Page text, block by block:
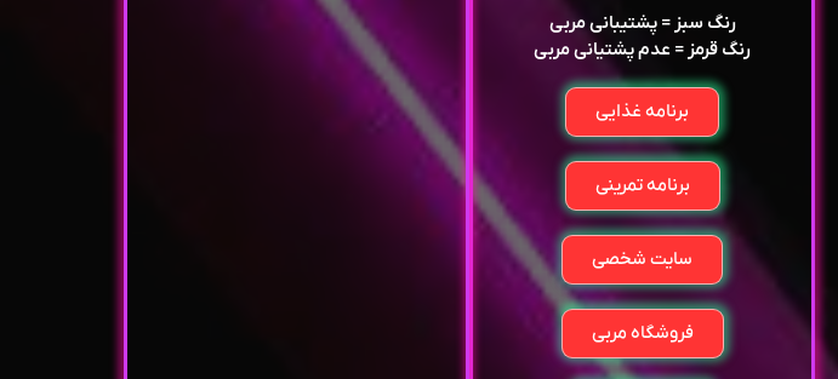
رنگ سبز = پشتیبانی مربی
رنگ قرمز = عدم پشتیانی مربی
برنامه غذایی
برنامه تمرینی
سایت شخصی
فروشگاه مربی